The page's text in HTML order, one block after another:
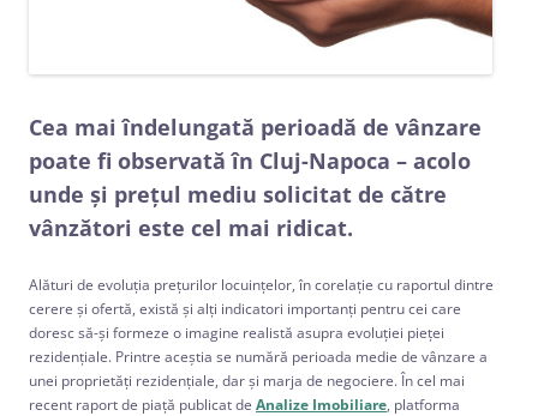
Cea mai îndelungată perioadă de vânzare
poate fi observată în Cluj-Napoca – acolo
unde și prețul mediu solicitat de către
vânzători este cel mai ridicat.
Alături de evoluția prețurilor locuințelor, în corelație cu raportul dintre
cerere și ofertă, există și alți indicatori importanți pentru cei care
doresc să-și formeze o imagine realistă asupra evoluției pieței
rezidențiale. Printre aceștia se numără perioada medie de vânzare a
unei proprietăți rezidențiale, dar și marja de negociere. În cel mai
recent raport de piață publicat de Analize Imobiliare, platforma